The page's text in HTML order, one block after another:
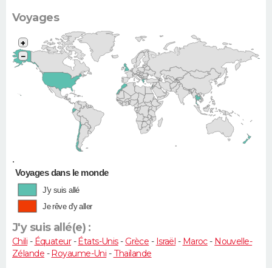
Voyages
•
+
−
Voyages dans le monde
J'y suis allé
Je rêve d'y aller
J'y suis allé(e) :
Chili - Équateur-États-Unis- Grèce - Israël - Maroc- Nouvelle-
Zélande -Royaume-Uni - Thaïlande